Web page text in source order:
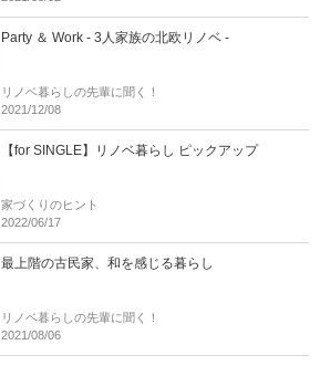
Party ＆ Work - 3人家族の北欧リノベ -
リノベ暮らしの先輩に聞く！
2021/12/08
【for SINGLE】リノベ暮らし ピックアップ
家づくりのヒント
2022/06/17
最上階の古民家、和を感じる暮らし
リノベ暮らしの先輩に聞く！
2021/08/06